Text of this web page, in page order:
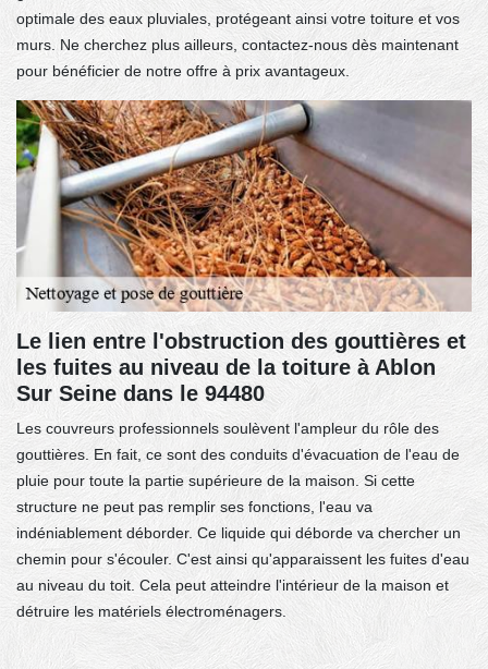
optimale des eaux pluviales, protégeant ainsi votre toiture et vos
murs. Ne cherchez plus ailleurs, contactez-nous dès maintenant
pour bénéficier de notre offre à prix avantageux.
Le lien entre l'obstruction des gouttières et
les fuites au niveau de la toiture à Ablon
Sur Seine dans le 94480
Les couvreurs professionnels soulèvent l'ampleur du rôle des
gouttières. En fait, ce sont des conduits d'évacuation de l'eau de
pluie pour toute la partie supérieure de la maison. Si cette
structure ne peut pas remplir ses fonctions, l'eau va
indéniablement déborder. Ce liquide qui déborde va chercher un
chemin pour s'écouler. C'est ainsi qu'apparaissent les fuites d'eau
au niveau du toit. Cela peut atteindre l'intérieur de la maison et
détruire les matériels électroménagers.